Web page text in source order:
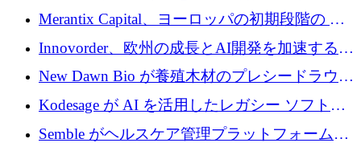
ストラクチャを構築するために 300 万ドルを
Merantix Capital、ヨーロッパの初期段階の AI
スタートアップ向けに 1 億 300 万ユーロのフ
ァンドを立ち上げる
Innovorder、欧州の成長とAI開発を加速するた
めに2,000万ユーロを確保
New Dawn Bio が養殖木材のプレシードラウン
ドで 210 万ユーロを調達
Kodesage が AI を活用したレガシー ソフトウ
ェアの最新化のために 660 万ドルを調達
Semble がヘルスケア管理プラットフォームを